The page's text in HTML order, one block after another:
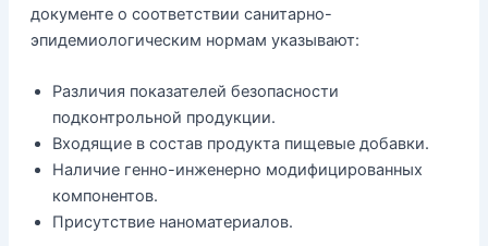
документе о соответствии санитарно-
эпидемиологическим нормам указывают:
Различия показателей безопасности
подконтрольной продукции.
Входящие в состав продукта пищевые добавки.
Наличие генно-инженерно модифицированных
компонентов.
Присутствие наноматериалов.